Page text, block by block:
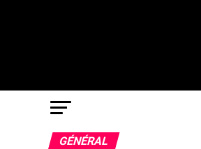
GÉNÉRAL